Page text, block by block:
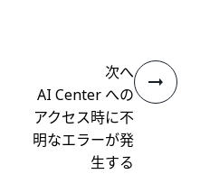
次へ
AI Center への
アクセス時に不
明なエラーが発
生する